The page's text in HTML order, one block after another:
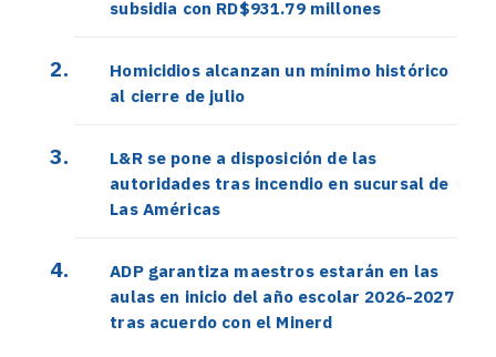
subsidia con RD$931.79 millones
Homicidios alcanzan un mínimo histórico
al cierre de julio
L&R se pone a disposición de las
autoridades tras incendio en sucursal de
Las Américas
ADP garantiza maestros estarán en las
aulas en inicio del año escolar 2026-2027
tras acuerdo con el Minerd